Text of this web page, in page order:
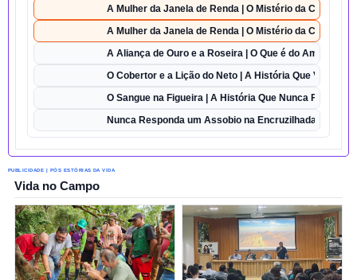
A Mulher da Janela de Renda | O Mistério da Casa 42
A Mulher da Janela de Renda | O Mistério da Casa 42
A Aliança de Ouro e a Roseira | O Que é do Amor
O Cobertor e a Lição do Neto | A História Que Vai Te
O Sangue na Figueira | A História Que Nunca Foi
Nunca Responda um Assobio na Encruzilhada | O
PUBLICIDADE | PÓS ESTÓRIAS DA VIDA
Vida no Campo